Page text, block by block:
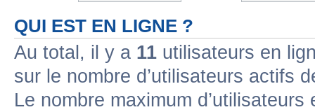
QUI EST EN LIGNE ?
Au total, il y a 11 utilisateurs en
sur le nombre d’utilisateurs actifs
Le nombre maximum